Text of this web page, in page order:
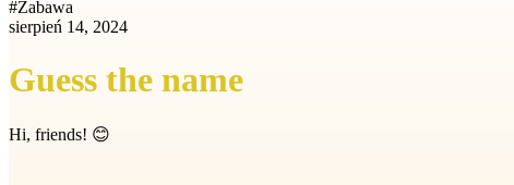
#Zabawa
sierpień 14, 2024
Guess the name
Hi, friends! 😊